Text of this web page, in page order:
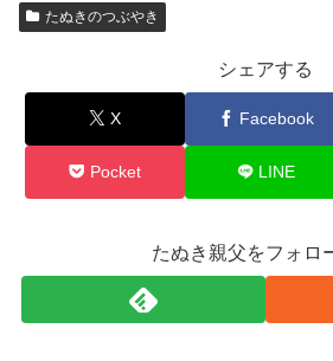
たぬきのつぶやき
シェアする
X Facebook
Pocket LINE
たぬき親父をフォロ